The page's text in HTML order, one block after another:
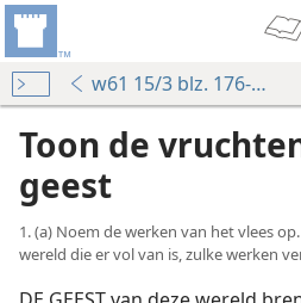
w61 15/3 blz. 176-183
Toon de
geest
1. (a) Noem de werken van het vlees
wereld die er vol van is, zulke werken